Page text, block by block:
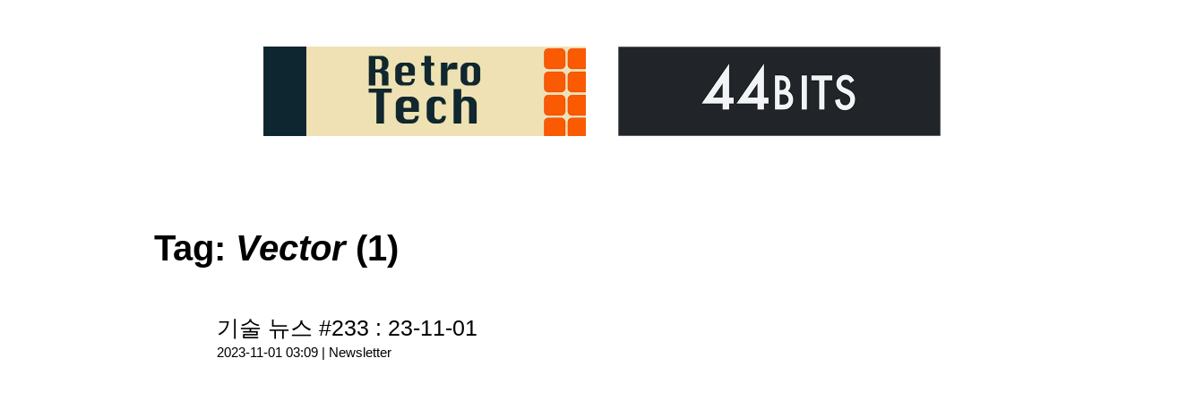
Tag: Vector(1)
기술 뉴스 #233 : 23-11-01
2023-11-01 03:09 | Newsletter